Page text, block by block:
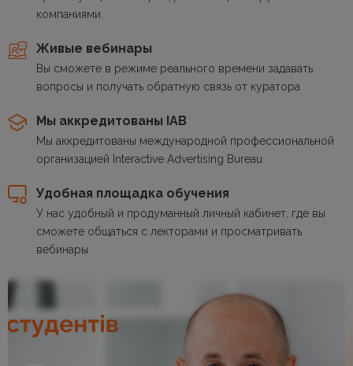
компаниями.
Живые вебинары
Вы сможете в режиме реального времени задавать
вопросы и получать обратную связь от куратора
Мы аккредитованы IAB
Мы аккредитованы международной профессиональной
организацией Interactive Advertising Bureau
Удобная площадка обучения
У нас удобный и продуманный личный кабинет, где вы
сможете общаться с лекторами и просматривать
вебинары